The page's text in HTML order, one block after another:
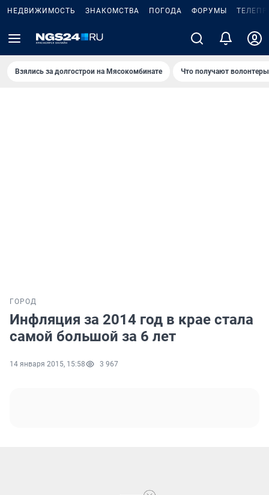
НЕДВИЖИМОСТЬ ЗНАКОМСТВА ПОГОДА ФОРУМЫ
Взялись за долгострои на Мясокомбинате Что получают
ГОРОД
Инфляция за 2014 год в крае стала
самой большой за 6 лет
14 января 2015, 15:58 3 967